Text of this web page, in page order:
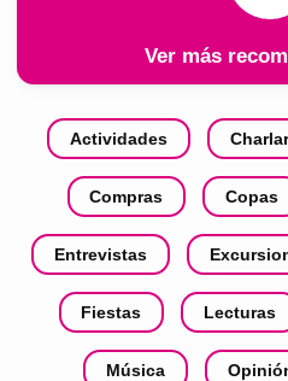
Ver más
Actividades
Compras Copas
Entrevistas
Fiestas Lecturas
Música